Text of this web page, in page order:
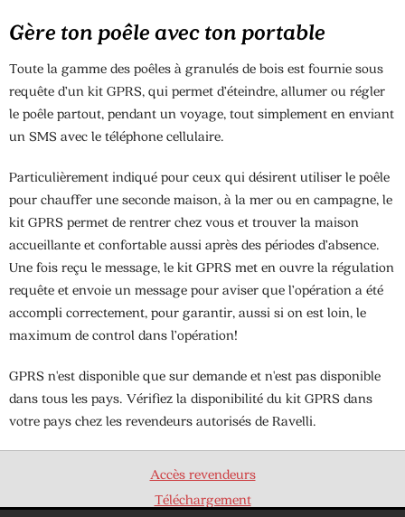
Gère ton poêle avec ton portable
Toute la gamme des poêles à granulés de bois est fournie sous
requête d’un kit GPRS, qui permet d’éteindre, allumer ou régler
le poêle partout, pendant un voyage, tout simplement en enviant
un SMS avec le téléphone cellulaire.
Particulièrement indiqué pour ceux qui désirent utiliser le poêle
pour chauffer une seconde maison, à la mer ou en campagne, le
kit GPRS permet de rentrer chez vous et trouver la maison
accueillante et confortable aussi après des périodes d’absence.
Une fois reçu le message, le kit GPRS met en ouvre la régulation
requête et envoie un message pour aviser que l’opération a été
accompli correctement, pour garantir, aussi si on est loin, le
maximum de control dans l’opération!
GPRS n'est disponible que sur demande et n'est pas disponible
dans tous les pays. Vérifiez la disponibilité du kit GPRS dans
votre pays chez les revendeurs autorisés de Ravelli.
Accès revendeurs
Téléchargement